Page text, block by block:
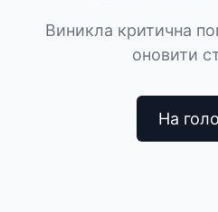
Виникла критична
оновити
На